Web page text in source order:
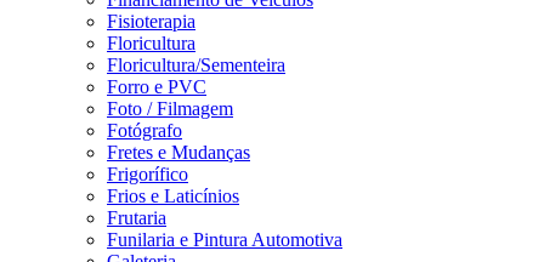
Fisioterapia
Floricultura
Floricultura/Sementeira
Forro e PVC
Foto / Filmagem
Fotógrafo
Fretes e Mudanças
Frigorífico
Frios e Laticínios
Frutaria
Funilaria e Pintura Automotiva